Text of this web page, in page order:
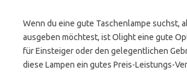
Wenn du eine gute Taschenlampe suchst,
ausgeben möchtest, ist Olight eine gute
für Einsteiger oder den gelegentlichen
diese Lampen ein gutes Preis-Leistungs-